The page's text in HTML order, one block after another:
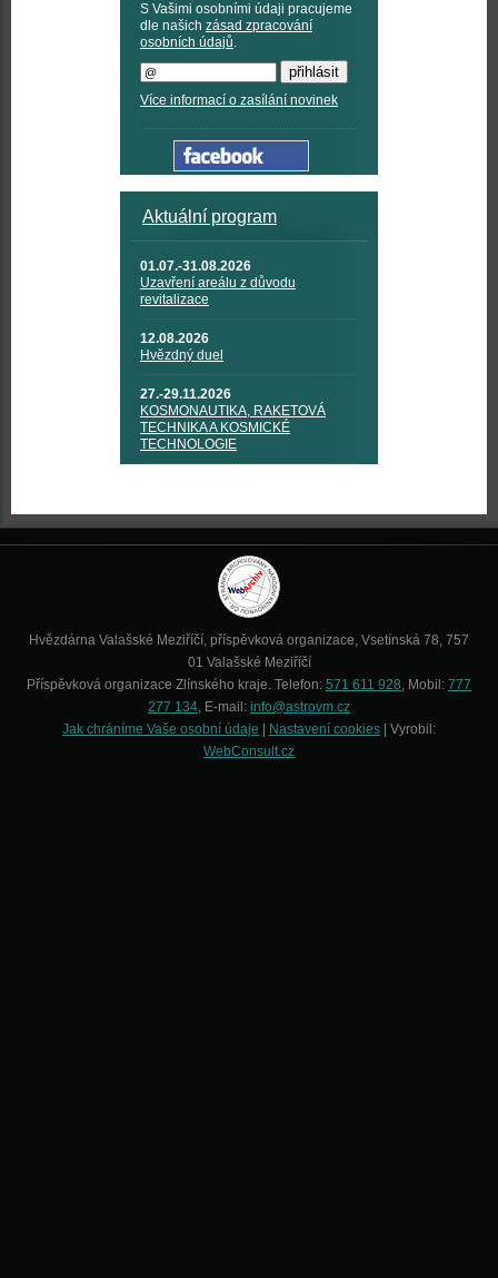
S Vašimi osobními údaji pracujeme
dle našich zásad zpracování
osobních údajů.
Více informací o zasílání novinek
Aktuální program
01.07.-31.08.2026
Uzavření areálu z důvodu
revitalizace
12.08.2026
Hvězdný duel
27.-29.11.2026
KOSMONAUTIKA, RAKETOVÁ
TECHNIKA A KOSMICKÉ
TECHNOLOGIE
Hvězdárna Valašské Meziříčí, příspěvková organizace, Vsetínská 78, 757
01 Valašské Meziříčí
Příspěvková organizace Zlínského kraje. Telefon: 571 611 928, Mobil: 777
277 134, E-mail: info@astrovm.cz
Jak chráníme Vaše osobní údaje
Nastavení cookies | Vyrobil:
WebConsult.cz